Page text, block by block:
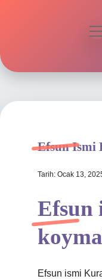
Hakkımızda
Efsun Ismi
Tarih: Ocak 13,
Efsun
Efsun ismi